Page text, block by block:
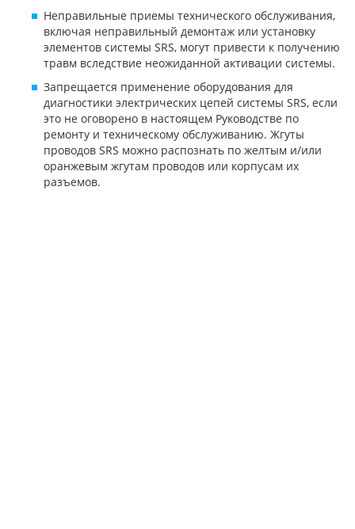
Неправильные приемы технического обслуживания,
включая неправильный демонтаж или установку
элементов системы SRS, могут привести к получению
травм вследствие неожиданной активации системы.
Запрещается применение оборудования для
диагностики электрических цепей системы SRS, если
это не оговорено в настоящем Руководстве по
ремонту и техническому обслуживанию. Жгуты
проводов SRS можно распознать по желтым и/или
оранжевым жгутам проводов или корпусам их
разъемов.